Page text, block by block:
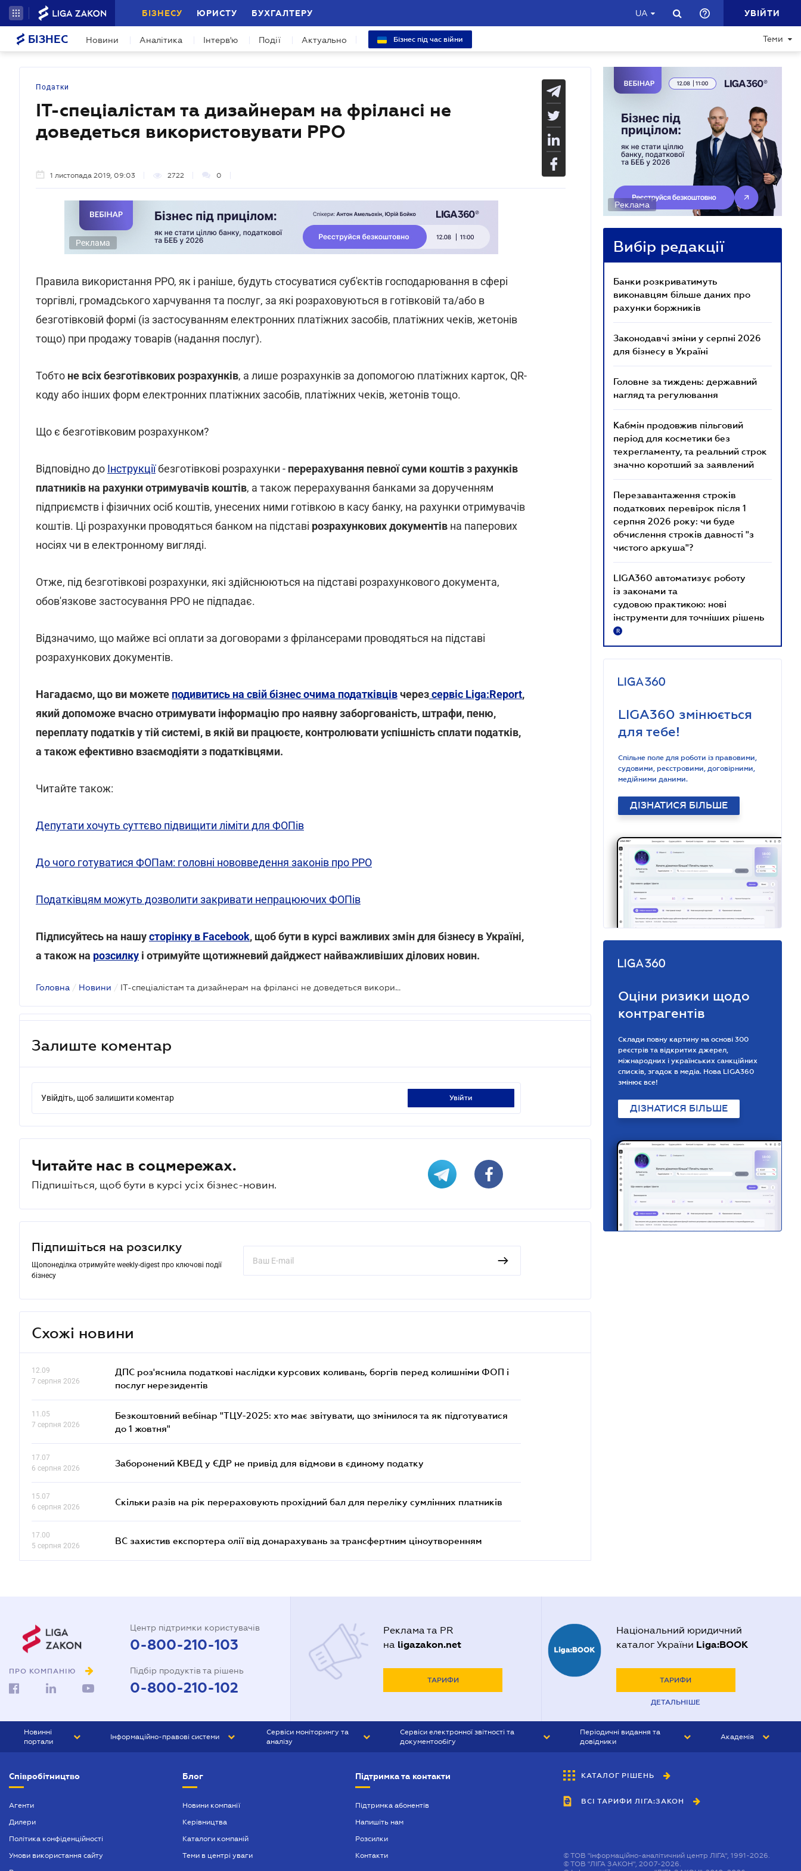
БІЗНЕСУ ЮРИСТУ БУХГАЛТЕРУ UA УВІЙТИ
БІЗНЕС Новини Аналітика Інтерв'ю Події Актуально Бізнес під час війни Теми
Податки
IT-спеціалістам та дизайнерам на фрілансі не
доведеться використовувати РРО
1 листопада 2019, 09:03 2722 0
Реклама
Правила використання РРО, як і раніше, будуть стосуватися суб'єктів господарювання в сфері
торгівлі, громадського харчування та послуг, за які розраховуються в готівковій та/або в
безготівковій формі (із застосуванням електронних платіжних засобів, платіжних чеків, жетонів
тощо) при продажу товарів (надання послуг).
Тобто не всіх безготівкових розрахунків, а лише розрахунків за допомогою платіжних карток, QR-
коду або інших форм електронних платіжних засобів, платіжних чеків, жетонів тощо.
Що є безготівковим розрахунком?
Відповідно до Інструкціїбезготівкові розрахунки - перерахування певної суми коштів з рахунків
платників на рахунки отримувачів коштів, а також перерахування банками за дорученням
підприємств і фізичних осіб коштів, унесених ними готівкою в касу банку, на рахунки отримувачів
коштів. Ці розрахунки проводяться банком на підставі розрахункових документів на паперових
носіях чи в електронному вигляді.
Отже, під безготівкові розрахунки, які здійснюються на підставі розрахункового документа,
обов'язкове застосування РРО не підпадає.
Відзначимо, що майже всі оплати за договорами з фрілансерами проводяться на підставі
розрахункових документів.
Нагадаємо, що ви можете подивитись на свій бізнес очима податківцівчерезсервіс Liga:Report,
який допоможе вчасно отримувати інформацію про наявну заборгованість, штрафи, пеню,
переплату податків у тій системі, в якій ви працюєте, контролювати успішність сплати податків,
а також ефективно взаємодіяти з податківцями.
Читайте також:
Депутати хочуть суттєво підвищити ліміти для ФОПів
До чого готуватися ФОПам: головні нововведення законів про РРО
Податківцям можуть дозволити закривати непрацюючих ФОПів
Підписуйтесь на нашусторінку в Facebook, щоб бути в курсі важливих змін для бізнесу в Україні,
а також на розсилку і отримуйте щотижневий дайджест найважливіших ділових новин.
Головна / Новини / IT-спеціалістам та дизайнерам на фрілансі не доведеться використовувати РРО
Залиште коментар
Увійдіть, щоб залишити коментар увійти
Читайте нас в соцмережах.
Підпишіться, щоб бути в курсі усіх бізнес-новин.
Підпишіться на розсилку
Щопонеділка отримуйте weekly-digest про ключові події
бізнесу
Схожі новини
12.09
7 серпня 2026
ДПС роз'яснила податкові наслідки курсових коливань, боргів перед колишніми ФОП і
послуг нерезидентів
11.05
7 серпня 2026
Безкоштовний вебінар "ТЦУ-2025: хто має звітувати, що змінилося та як підготуватися
до 1 жовтня"
17.07
6 серпня 2026
Заборонений КВЕД у ЄДР не привід для відмови в єдиному податку
15.07
6 серпня 2026
Скільки разів на рік перераховують прохідний бал для переліку сумлінних платників
17.00
5 серпня 2026
ВС захистив експортера олії від донарахувань за трансфертним ціноутворенням
Реклама
Вибір редакції
Банки розкриватимуть
виконавцям більше даних про
рахунки боржників
Законодавчі зміни у серпні 2026
для бізнесу в Україні
Головне за тиждень: державний
нагляд та регулювання
Кабмін продовжив пільговий
період для косметики без
техрегламенту, та реальний строк
значно коротший за заявлений
Перезавантаження строків
податкових перевірок після 1
серпня 2026 року: чи буде
обчислення строків давності "з
чистого аркуша"?
LIGA360 автоматизує роботу
із законами та
судовою практикою: нові
інструменти для точніших рішень
R
LIGA360 змінюється
для тебе!
Спільне поле для роботи із правовими,
судовими, реєстровими, договірними,
медійними даними.
ДІЗНАТИСЯ БІЛЬШЕ
Оціни ризики щодо
контрагентів
Склади повну картину на основі 300
реєстрів та відкритих джерел,
міжнародних і українських санкційних
списків, згадок в медіа. Нова LIGA360
змінює все!
ДІЗНАТИСЯ БІЛЬШЕ
ПРО КОМПАНІЮ
Центр підтримки користувачів
0-800-210-103
Підбір продуктів та рішень
0-800-210-102
Реклама та PR
на ligazakon.net
ТАРИФИ
Національний юридичний
каталог України Liga:BOOK
ТАРИФИ
ДЕТАЛЬНІШЕ
Новинні
портали
БІЗНЕС
Інформаційно-правові системи
БУХГАЛТЕР ПРОФ
Сервіси моніторингу та
аналізу
Сервіси електронної звітності та
документообігу
Періодичні видання та
довідники
БУХГАЛТЕР&ЗАКОН
ВІСНИК МСФЗ
Академія
Співробітництво
Агенти
Дилери
Політика конфіденційності
Умови використання сайту
Блог
Новини компанії
Керівництва
Каталоги компаній
Теми в центрі уваги
Підтримка та контакти
Підтримка абонентів
Напишіть нам
Розсилки
Контакти
КАТАЛОГ РІШЕНЬ
ВСІ ТАРИФИ ЛІГА:ЗАКОН
©ТОВ "інформаційно-аналітичний центр ЛІГА", 1991-2026.
©ТОВ "ЛІГА ЗАКОН", 2007-2026.